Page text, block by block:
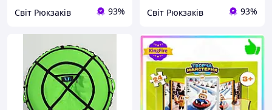
Світ Рюкзаків 93% Світ Рюкзаків 93%